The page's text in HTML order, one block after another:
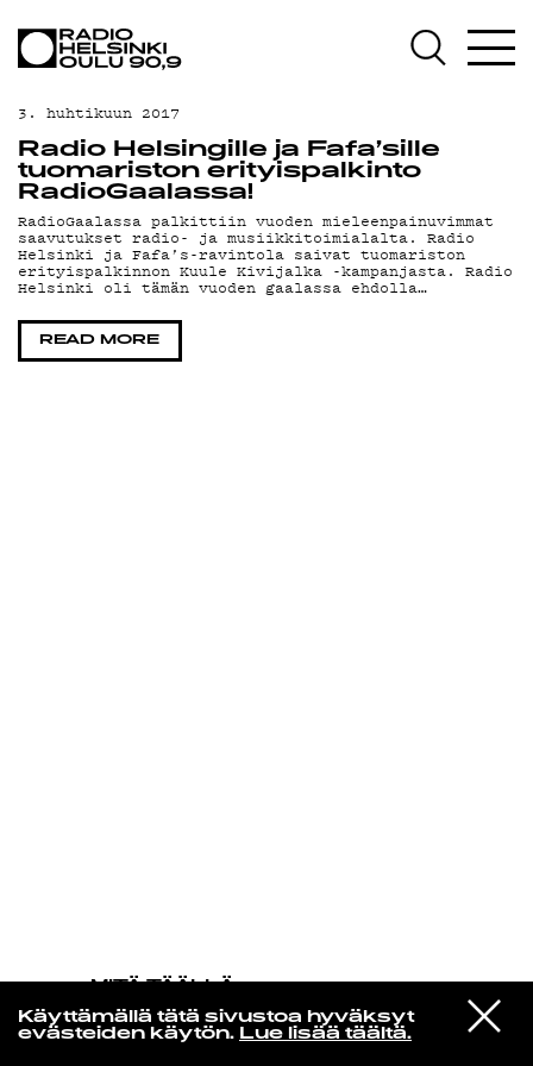
Käyttämällä tätä sivustoa hyväksyt
evästeiden käytön. Lue lisää täältä.
VIESTI
STUDIOON
MITÄ TÄÄLLÄ
Ada Aik
Nights
AJANKOHTAISTA
OHJELMAT
TEKIJÄT
ON-DEMAND
PODCAST
MAINOSTA
YHTEYSTIEDOT
3. huhtikuun 2017
Radio Helsingille ja Fafa’sille
tuomariston erityispalkinto
RadioGaalassa!
RadioGaalassa palkittiin vuoden mieleenpainuvimmat
saavutukset radio- ja musiikkitoimialalta. Radio
Helsinki ja Fafa’s-ravintola saivat tuomariston
erityispalkinnon Kuule Kivijalka -kampanjasta. Radio
Helsinki oli tämän vuoden gaalassa ehdolla…
READ MORE